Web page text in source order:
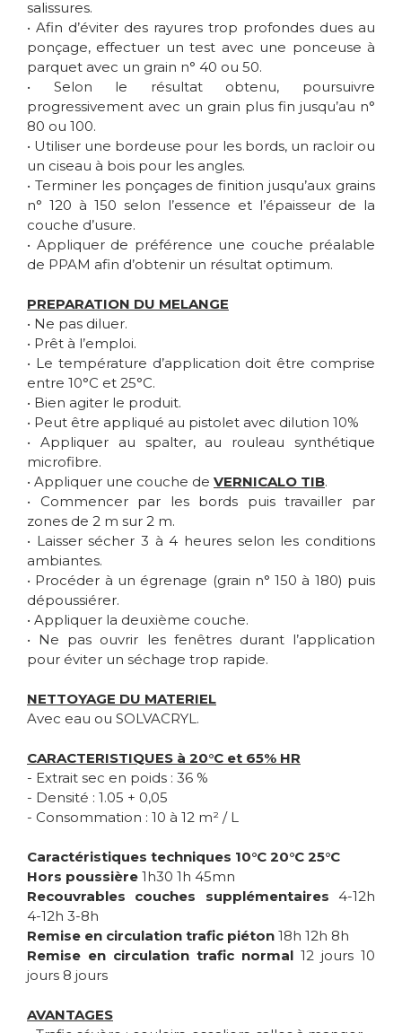
salissures.
• Afin d’éviter des rayures trop profondes dues au
ponçage, effectuer un test avec une ponceuse à
parquet avec un grain n° 40 ou 50.
• Selon le résultat obtenu, poursuivre
progressivement avec un grain plus fin jusqu’au n°
80 ou 100.
• Utiliser une bordeuse pour les bords, un racloir ou
un ciseau à bois pour les angles.
• Terminer les ponçages de finition jusqu’aux grains
n° 120 à 150 selon l’essence et l’épaisseur de la
couche d’usure.
• Appliquer de préférence une couche préalable
de PPAM afin d’obtenir un résultat optimum.
PREPARATION DU MELANGE
• Ne pas diluer.
• Prêt à l’emploi.
• Le température d’application doit être comprise
entre 10°C et 25°C.
• Bien agiter le produit.
• Peut être appliqué au pistolet avec dilution 10%
• Appliquer au spalter, au rouleau synthétique
microfibre.
• Appliquer une couche de VERNICALO TIB.
• Commencer par les bords puis travailler par
zones de 2 m sur 2 m.
• Laisser sécher 3 à 4 heures selon les conditions
ambiantes.
• Procéder à un égrenage (grain n° 150 à 180) puis
dépoussiérer.
• Appliquer la deuxième couche.
• Ne pas ouvrir les fenêtres durant l’application
pour éviter un séchage trop rapide.
NETTOYAGE DU MATERIEL
Avec eau ou SOLVACRYL.
CARACTERISTIQUES à 20°C et 65% HR
- Extrait sec en poids : 36 %
- Densité : 1.05 + 0,05
- Consommation : 10 à 12 m² / L
Caractéristiques techniques 10°C 20°C 25°C
Hors poussière 1h30 1h 45mn
Recouvrables couches supplémentaires 4-12h
4-12h 3-8h
Remise en circulation trafic piéton 18h 12h 8h
Remise en circulation trafic normal 12 jours 10
jours 8 jours
AVANTAGES